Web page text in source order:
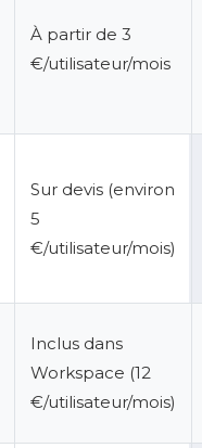
À partir de 3
€/utilisateur/mois
Sur devis (environ
5
€/utilisateur/mois)
Inclus dans
Workspace (12
€/utilisateur/mois)